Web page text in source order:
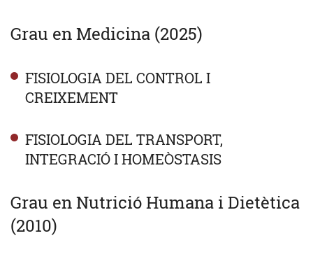
Grau en Medicina (2025)
FISIOLOGIA DEL CONTROL I
CREIXEMENT
FISIOLOGIA DEL TRANSPORT,
INTEGRACIÓ I HOMEÒSTASIS
Grau en Nutrició Humana i Dietètica
(2010)